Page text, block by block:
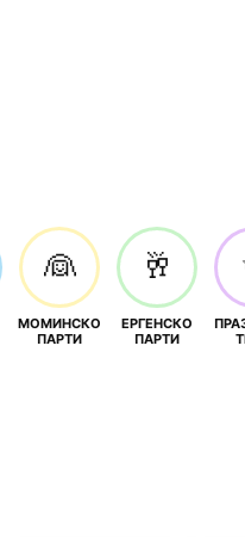
👰
МОМИНСКО
ПАРТИ
🥂
ЕРГЕНСКО
ПАРТИ